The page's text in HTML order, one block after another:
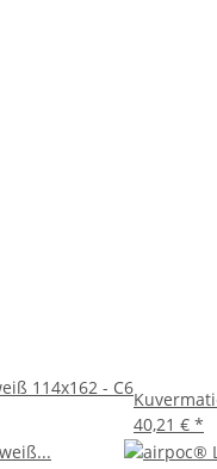
114x162 - C6
40,21 € *